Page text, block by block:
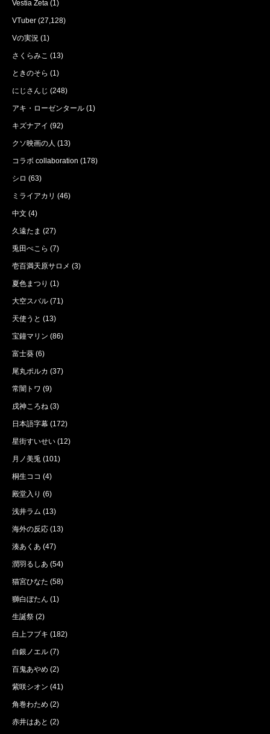
Vestia Zeta (1)
VTuber (27,128)
Vの実況 (1)
さくらみこ (13)
ときのそら (1)
にじさんじ (248)
アキ・ローゼンタール (1)
キズナアイ (92)
クソ映画の人 (13)
コラボ collaboration (178)
シロ (63)
ミライアカリ (46)
中文 (4)
久遠たま (27)
兎田ぺこら (7)
壱百満天原サロメ (3)
夏色まつり (1)
大空スバル (71)
天使うと (13)
宝鐘マリン (86)
富士葵 (6)
尾丸ポルカ (37)
常闇トワ (9)
戌神ころね (3)
日本語字幕 (172)
星街すいせい (12)
月ノ美兎 (101)
桐生ココ (4)
殿堂入り (6)
浅井ラム (13)
海外の反応 (13)
湊あくあ (47)
潤羽るしあ (54)
猫宮ひなた (58)
獅白ぼたん (1)
生誕祭 (2)
白上フブキ (182)
白銀ノエル (7)
百鬼あやめ (2)
紫咲シオン (41)
角巻わため (2)
赤井はあと (2)